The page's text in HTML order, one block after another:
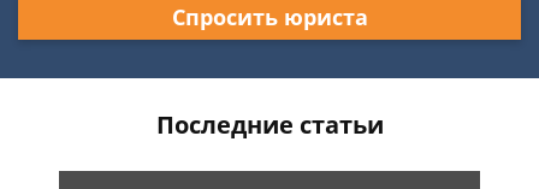
Спросить юриста
Последние статьи